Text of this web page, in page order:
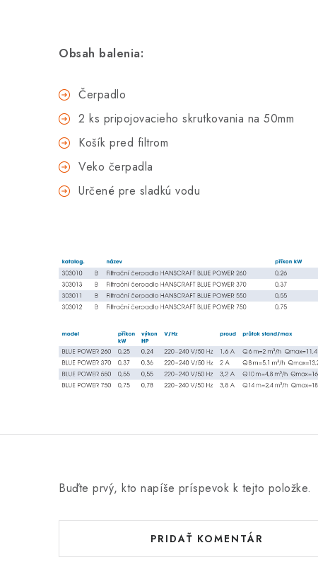
Obsah balenia:
Čerpadlo
2 ks pripojovacieho skrutkovania na 50mm
Košík pred filtrom
Veko čerpadla
Určené pre sladkú vodu
Buďte prvý, kto napíše príspevok k tejto položke.
PRIDAŤ KOMENTÁR